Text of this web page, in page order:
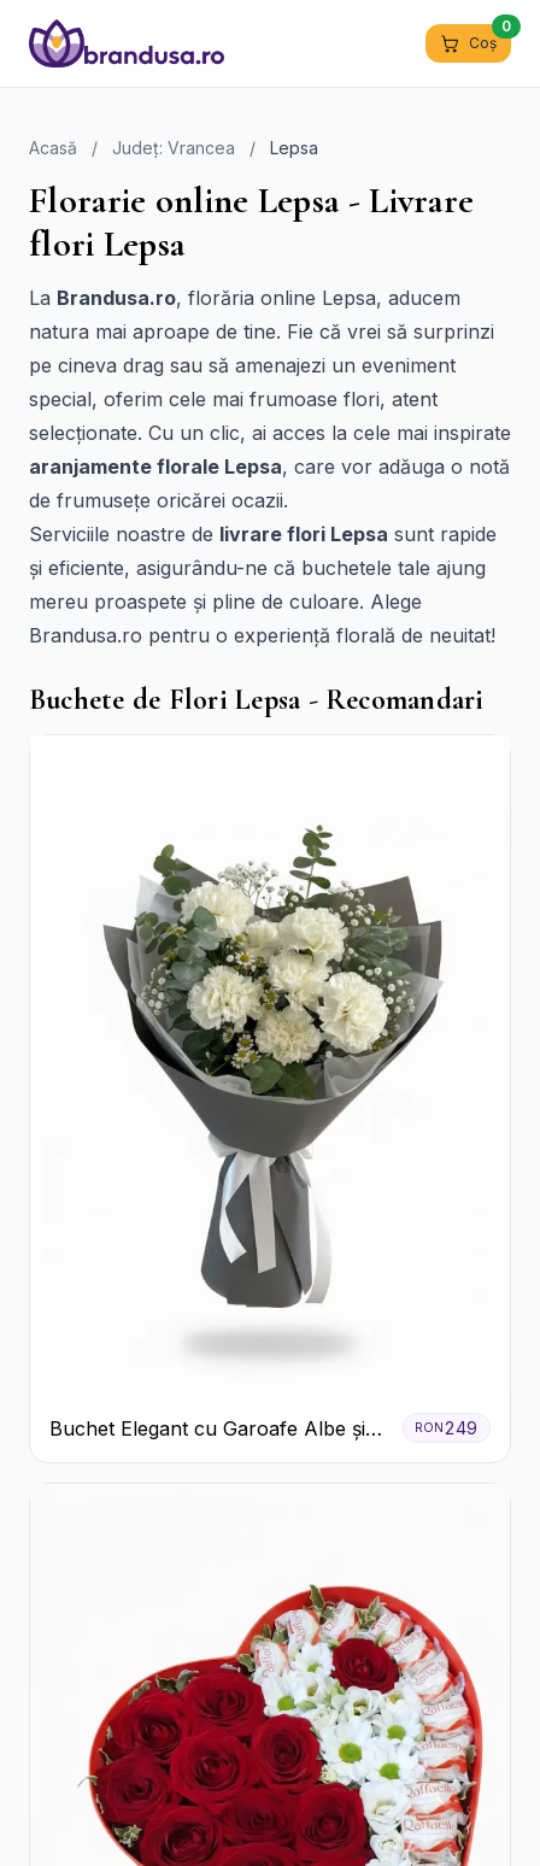
Coș
0
Acasă / Județ: Vrancea / Lepsa
Florarie online Lepsa - Livrare
flori Lepsa
La Brandusa.ro, florăria online Lepsa, aducem
natura mai aproape de tine. Fie că vrei să surprinzi
pe cineva drag sau să amenajezi un eveniment
special, oferim cele mai frumoase flori, atent
selecționate. Cu un clic, ai acces la cele mai inspirate
aranjamente florale Lepsa, care vor adăuga o notă
de frumusețe oricărei ocazii.
Serviciile noastre de livrare flori Lepsa sunt rapide
și eficiente, asigurându-ne că buchetele tale ajung
mereu proaspete și pline de culoare. Alege
Brandusa.ro pentru o experiență florală de neuitat!
Buchete de Flori Lepsa - Recomandari
Buchet Elegant cu Garoafe Albe și
Eucalipt
RON249